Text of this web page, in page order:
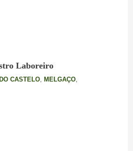
Laboreiro
CASTELO, MELGAÇO,